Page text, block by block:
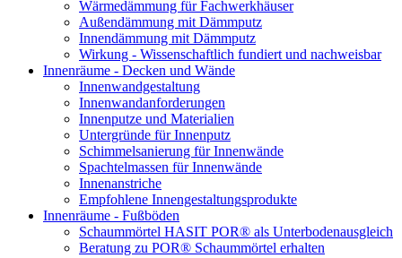
Wärmedämmung für Fachwerkhäuser
Außendämmung mit Dämmputz
Innendämmung mit Dämmputz
Wirkung - Wissenschaftlich fundiert und nachweisbar
Innenräume - Decken und Wände
Innenwandgestaltung
Innenwandanforderungen
Innenputze und Materialien
Untergründe für Innenputz
Schimmelsanierung für Innenwände
Spachtelmassen für Innenwände
Innenanstriche
Empfohlene Innengestaltungsprodukte
Innenräume - Fußböden
Schaummörtel HASIT POR® als Unterbodenausgleich
Beratung zu POR® Schaummörtel erhalten